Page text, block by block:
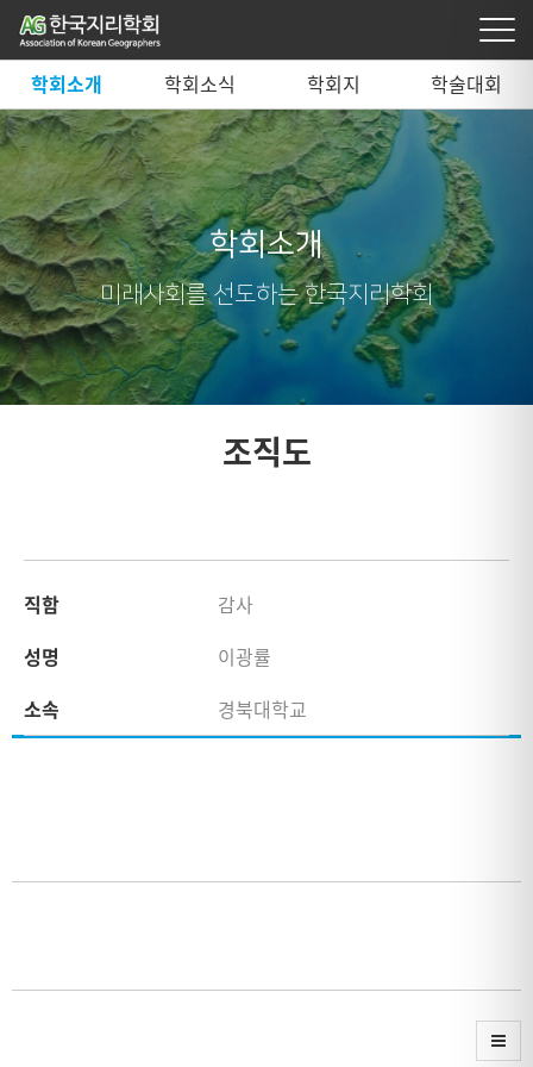
학회소개 학회소식 학회지 학술대회
학회소개
미래사회를 선도하는 한국지리학회
조직도
직함
감사
성명
이광률
소속
경북대학교